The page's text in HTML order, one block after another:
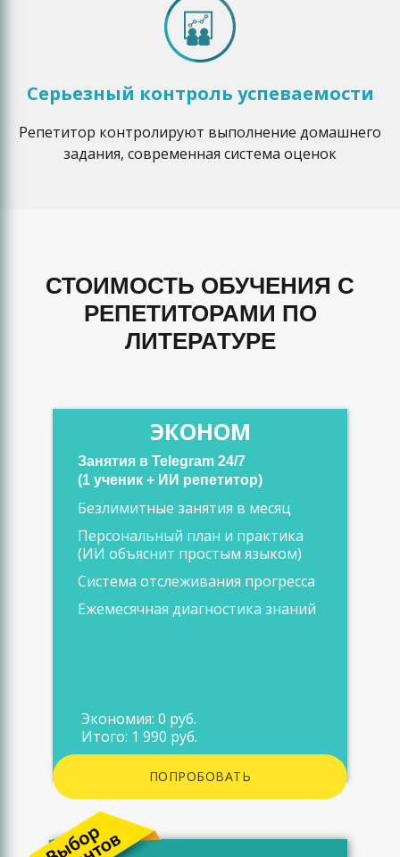
Серьезный контроль успеваемости
Репетитор контролируют выполнение домашнего
задания, современная система оценок
СТОИМОСТЬ ОБУЧЕНИЯ С
РЕПЕТИТОРАМИ ПО
ЛИТЕРАТУРЕ
ЭКОНОМ
Занятия в Telegram 24/7
(1 ученик + ИИ репетитор)
Безлимитные занятия в месяц
Персональный план и практика
(ИИ объяснит простым языком)
Система отслеживания прогресса
Ежемесячная диагностика знаний
Экономия: 0 руб.
Итого: 1 990 руб.
ПОПРОБОВАТЬ